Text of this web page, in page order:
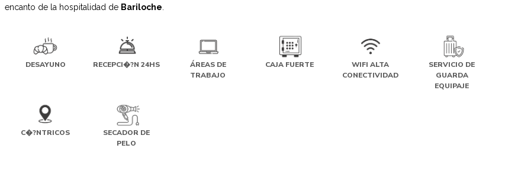
encanto de la hospitalidad de Bariloche
DESAYUNO RECEPCI�?N 24HS
ÁREAS DE
TRABAJO
CAJA FUERTE
WIFI ALTA
CONECTIVIDAD
SERVICIO DE
GUARDA
EQUIPAJE
C�?NTRICOS
SECADOR DE
PELO